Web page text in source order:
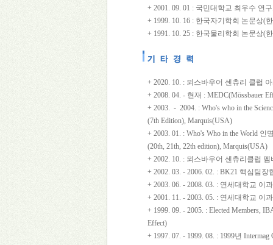
+ 2001. 09. 01 : 국민대학교 최우수 연
+ 1999. 10. 16 : 한국자기학회 논문상(
+ 1991. 10. 25 : 한국물리학회 논문상(
+ 2020. 10. : 뫼스바우어 센츄리 클럽
+ 2008. 04. - 현재 : MEDC(Mössbauer
+ 2003. - 2004. : Who's who in the
(7th Edition), Marquis(USA)
+ 2003. 01. : Who's Who in the World 인
(20th, 21th, 22th edition), Marquis(USA)
+ 2002. 10. : 뫼스바우어 센츄리클럽 멤
+ 2002. 03. - 2006. 02. : BK21 핵심팀
+ 2003. 06. - 2008. 03. : 연세대학교 이
+ 2001. 11. - 2003. 05. : 연세대학교 이
+ 1999. 09. - 2005. : Elected Members,
Effect)
+ 1997. 07. - 1999. 08. : 1999년